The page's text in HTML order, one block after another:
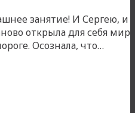
занятие! И Сергею, и
открыла для себя мир
Осознала, что…